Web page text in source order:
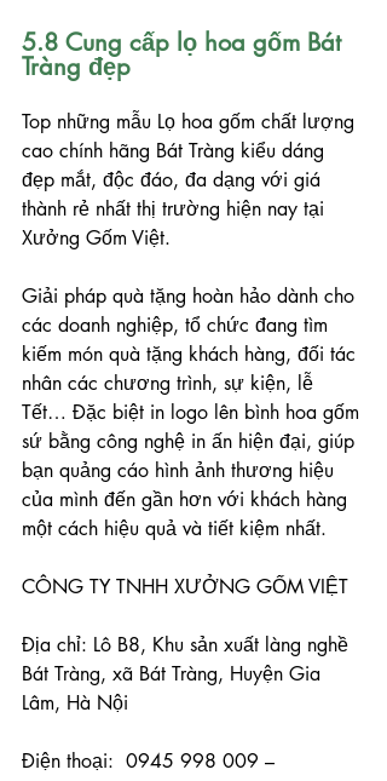
5.8 Cung cấp lọ hoa gốm Bát
Tràng đẹp
Top những mẫu Lọ hoa gốm chất lượng
cao chính hãng Bát Tràng kiểu dáng
đẹp mắt, độc đáo, đa dạng với giá
thành rẻ nhất thị trường hiện nay tại
Xưởng Gốm Việt.
Giải pháp quà tặng hoàn hảo dành cho
các doanh nghiệp, tổ chức đang tìm
kiếm món quà tặng khách hàng, đối tác
nhân các chương trình, sự kiện, lễ
Tết… Đặc biệt in logo lên bình hoa gốm
sứ bằng công nghệ in ấn hiện đại, giúp
bạn quảng cáo hình ảnh thương hiệu
của mình đến gần hơn với khách hàng
một cách hiệu quả và tiết kiệm nhất.
CÔNG TY TNHH XƯỞNG GỐM VIỆT
Địa chỉ: Lô B8, Khu sản xuất làng nghề
Bát Tràng, xã Bát Tràng, Huyện Gia
Lâm, Hà Nội
Điện thoại:  0945 998 009 –